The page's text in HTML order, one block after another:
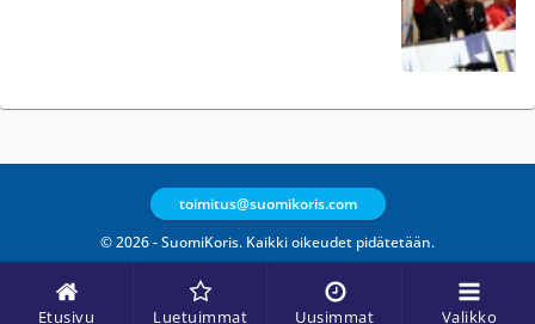
Etusivu Luetuimmat Uusimmat Valikko
© 2026 - SuomiKoris. Kaikki oikeudet pidätetään.
toimitus@suomikoris.com